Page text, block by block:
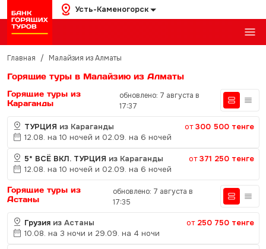
Усть-Каменогорск
Главная / Малайзия из Алматы
Горящие туры в Малайзию из Алматы
Горящие туры из
Караганды
обновлено: 7 августа в
17:37
ТУРЦИЯ из Караганды от300 500 тенге
12.08. на 10 ночей и 02.09. на 6 ночей
5* ВСЁ ВКЛ. ТУРЦИЯ из Караганды от371 250 тенге
12.08. на 10 ночей и 02.09. на 6 ночей
Горящие туры из
Астаны
обновлено: 7 августа в
17:35
Грузия из Астаны от 250 750 тенге
10.08. на 3 ночи и 29.09. на 4 ночи